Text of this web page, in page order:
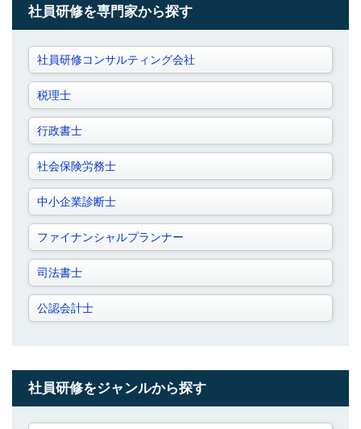
社員研修を専門家から探す
社員研修コンサルティング会社
税理士
行政書士
社会保険労務士
中小企業診断士
ファイナンシャルプランナー
司法書士
公認会計士
社員研修をジャンルから探す